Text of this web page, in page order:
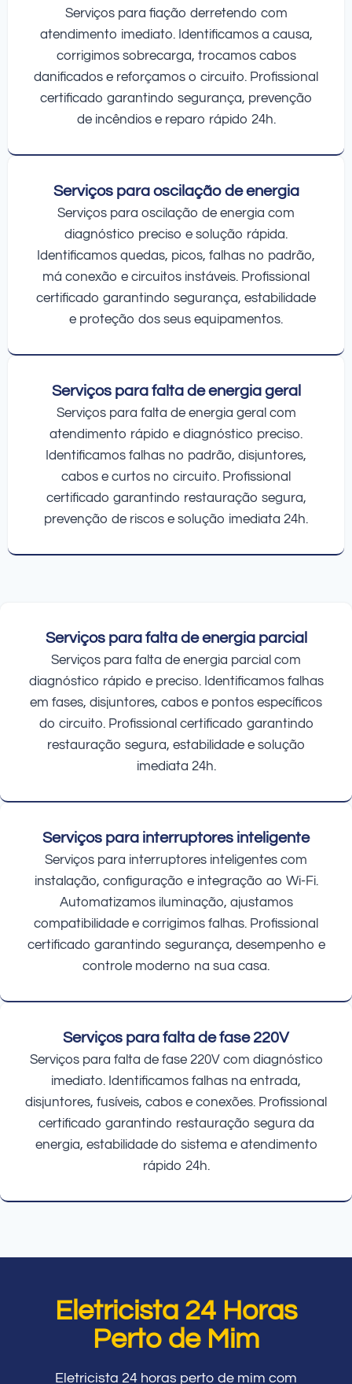
Serviços para fiação derretendo com
atendimento imediato. Identificamos a causa,
corrigimos sobrecarga, trocamos cabos
danificados e reforçamos o circuito. Profissional
certificado garantindo segurança, prevenção
de incêndios e reparo rápido 24h.
Serviços para oscilação de energia
Serviços para oscilação de energia com
diagnóstico preciso e solução rápida.
Identificamos quedas, picos, falhas no padrão,
má conexão e circuitos instáveis. Profissional
certificado garantindo segurança, estabilidade
e proteção dos seus equipamentos.
Serviços para falta de energia geral
Serviços para falta de energia geral com
atendimento rápido e diagnóstico preciso.
Identificamos falhas no padrão, disjuntores,
cabos e curtos no circuito. Profissional
certificado garantindo restauração segura,
prevenção de riscos e solução imediata 24h.
Serviços para falta de energia parcial
Serviços para falta de energia parcial com
diagnóstico rápido e preciso. Identificamos falhas
em fases, disjuntores, cabos e pontos específicos
do circuito. Profissional certificado garantindo
restauração segura, estabilidade e solução
imediata 24h.
Serviços para interruptores inteligente
Serviços para interruptores inteligentes com
instalação, configuração e integração ao Wi-Fi.
Automatizamos iluminação, ajustamos
compatibilidade e corrigimos falhas. Profissional
certificado garantindo segurança, desempenho e
controle moderno na sua casa.
Serviços para falta de fase 220V
Serviços para falta de fase 220V com diagnóstico
imediato. Identificamos falhas na entrada,
disjuntores, fusíveis, cabos e conexões. Profissional
certificado garantindo restauração segura da
energia, estabilidade do sistema e atendimento
rápido 24h.
Eletricista 24 Horas
Perto de Mim
Eletricista 24 horas perto de mim com